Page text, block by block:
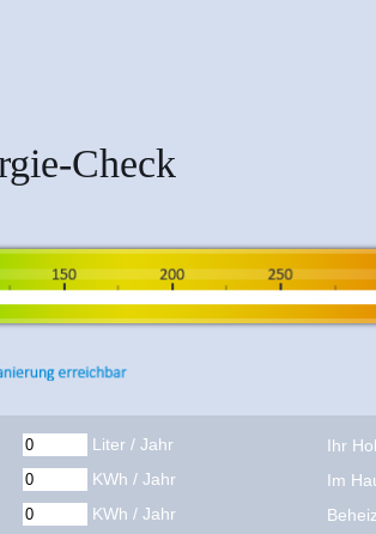
Check
Liter / Jahr
KWh / Jahr
KWh / Jahr
Ihr
Im